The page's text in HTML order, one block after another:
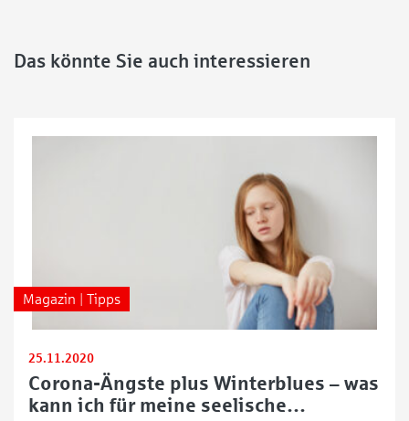
Das könnte Sie auch interessieren
Magazin | Tipps
25.11.2020
Corona-Ängste plus Winterblues – was
kann ich für meine seelische